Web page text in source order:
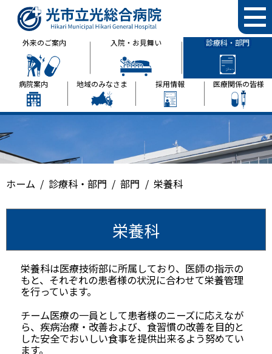
光市立光総合病院
外来のご案内 入院・お見舞い 診療科・部門
病院案内 地域のみなさま 採用情報 医療関係の皆様
ホーム 診療科・部門 部門 栄養科
栄養科
栄養科は医療技術部に所属しており、医師の指示の
もと、それぞれの患者様の状況に合わせて栄養管理
を行っています。
チーム医療の一員として患者様のニーズに応えなが
ら、疾病治療・改善および、食習慣の改善を目的と
した安全でおいしい食事を提供出来るよう努めてい
ます。